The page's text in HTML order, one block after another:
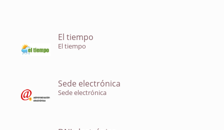
El tiempo
El tiempo
Sede electrónica
Sede electrónica